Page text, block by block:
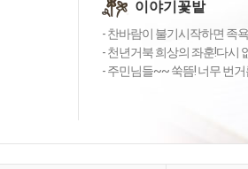
이야기꽃밭
- 찬바람이 불기시작하면 족
- 천년거북 희상의 좌훈!다시
- 주민님들~~ 쑥뜸! 너무 번거